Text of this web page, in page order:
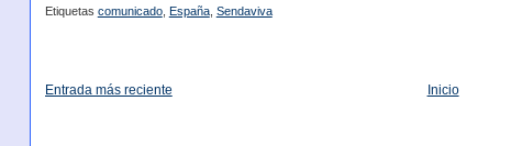
Etiquetas comunicado, España, Sendaviva
Entrada más reciente Inicio